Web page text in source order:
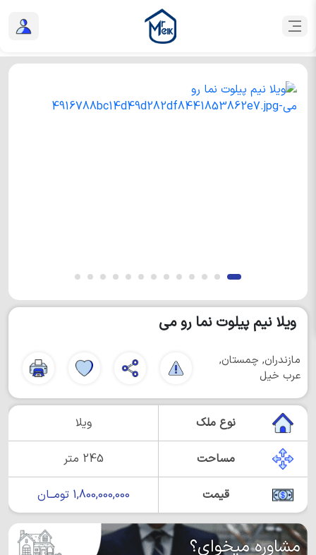
ویلا نیم پیلوت نما رو می
مازندران, چمستان,
عرب خیل
نوع ملک ویلا
مساحت 245 متر
قیمت 1,800,000,000 تومــان
مشاوره میخوای؟